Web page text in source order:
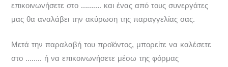
επικοινωνήσετε στο ………. και ένας από τους συνεργάτες
μας θα αναλάβει την ακύρωση της παραγγελίας σας.
Μετά την παραλαβή του προϊόντος, μπορείτε να καλέσετε
στο …….. ή να επικοινωνήσετε μέσω της φόρμας